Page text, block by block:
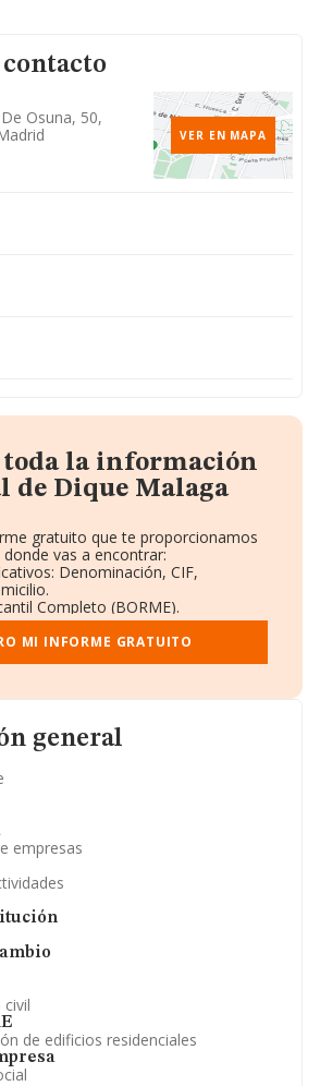
general
empresas
civil
de edificios residenciales
Osuna, 50,
VER EN MAPA
toda la información
de Dique Malaga
gratuito que te proporcionamos
vas a encontrar:
Denominación, CIF,
Completo (BORME).
Ventas y Empleados.
y Administradores.
y registral complementaria.
MI INFORME GRATUITO